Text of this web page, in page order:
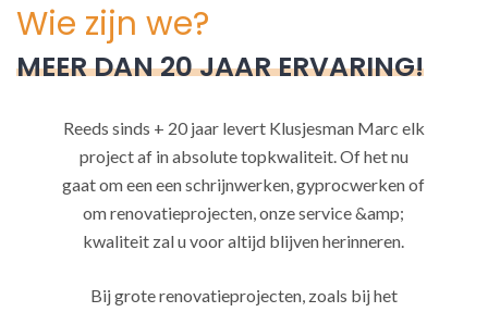
Wie zijn we?
MEER DAN 20 JAAR ERVARING!
Reeds sinds + 20 jaar levert Klusjesman Marc elk
project af in absolute topkwaliteit. Of het nu
gaat om een een schrijnwerken, gyprocwerken of
om renovatieprojecten, onze service &amp;
kwaliteit zal u voor altijd blijven herinneren.
Bij grote renovatieprojecten, zoals bij het